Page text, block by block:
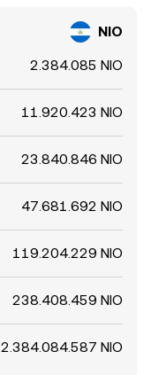
NIO
2.384.085 NIO
11.920.423 NIO
23.840.846 NIO
47.681.692 NIO
119.204.229 NIO
238.408.459 NIO
2.384.084.587 NIO